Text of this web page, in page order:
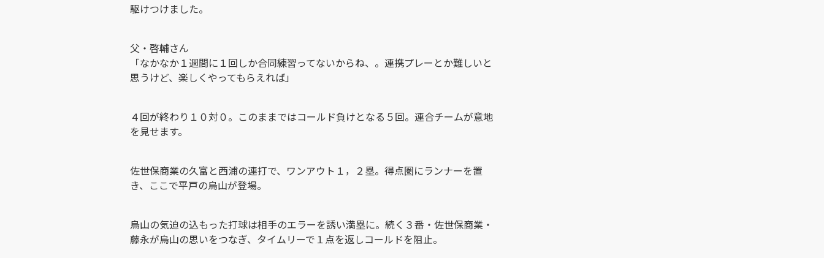
駆けつけました。
父・啓輔さん
「なかなか１週間に１回しか合同練習ってないからね、。連携プレーとか難しいと
思うけど、楽しくやってもらえれば」
４回が終わり１０対０。このままではコールド負けとなる５回。連合チームが意地
を見せます。
佐世保商業の久富と西浦の連打で、ワンアウト１，２塁。得点圏にランナーを置
き、ここで平戸の烏山が登場。
烏山の気迫の込もった打球は相手のエラーを誘い満塁に。続く３番・佐世保商業・
藤永が烏山の思いをつなぎ、タイムリーで１点を返しコールドを阻止。